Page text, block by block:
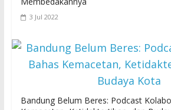
3 Jul 2022
Bandung Belum Beres: Podcast